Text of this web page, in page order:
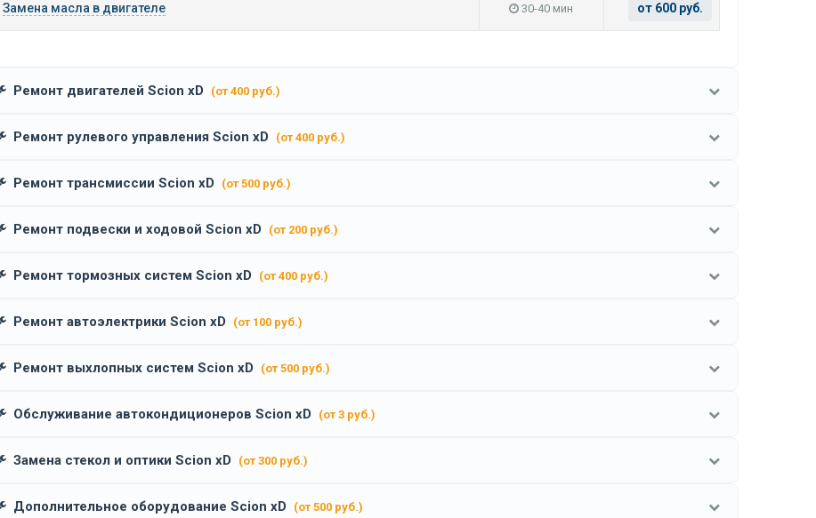
Замена масла в двигателе 30-40 мин от 600 руб.
Ремонт двигателей Scion xD (от 400 руб.)
Ремонт рулевого управления Scion xD (от 400 руб.)
Ремонт трансмиссии Scion xD (от 500 руб.)
Ремонт подвески и ходовой Scion xD (от 200 руб.)
Ремонт тормозных систем Scion xD (от 400 руб.)
Ремонт автоэлектрики Scion xD (от 100 руб.)
Ремонт выхлопных систем Scion xD (от 500 руб.)
Обслуживание автокондиционеров Scion xD (от 3 руб.)
Замена стекол и оптики Scion xD (от 300 руб.)
Дополнительное оборудование Scion xD (от 500 руб.)